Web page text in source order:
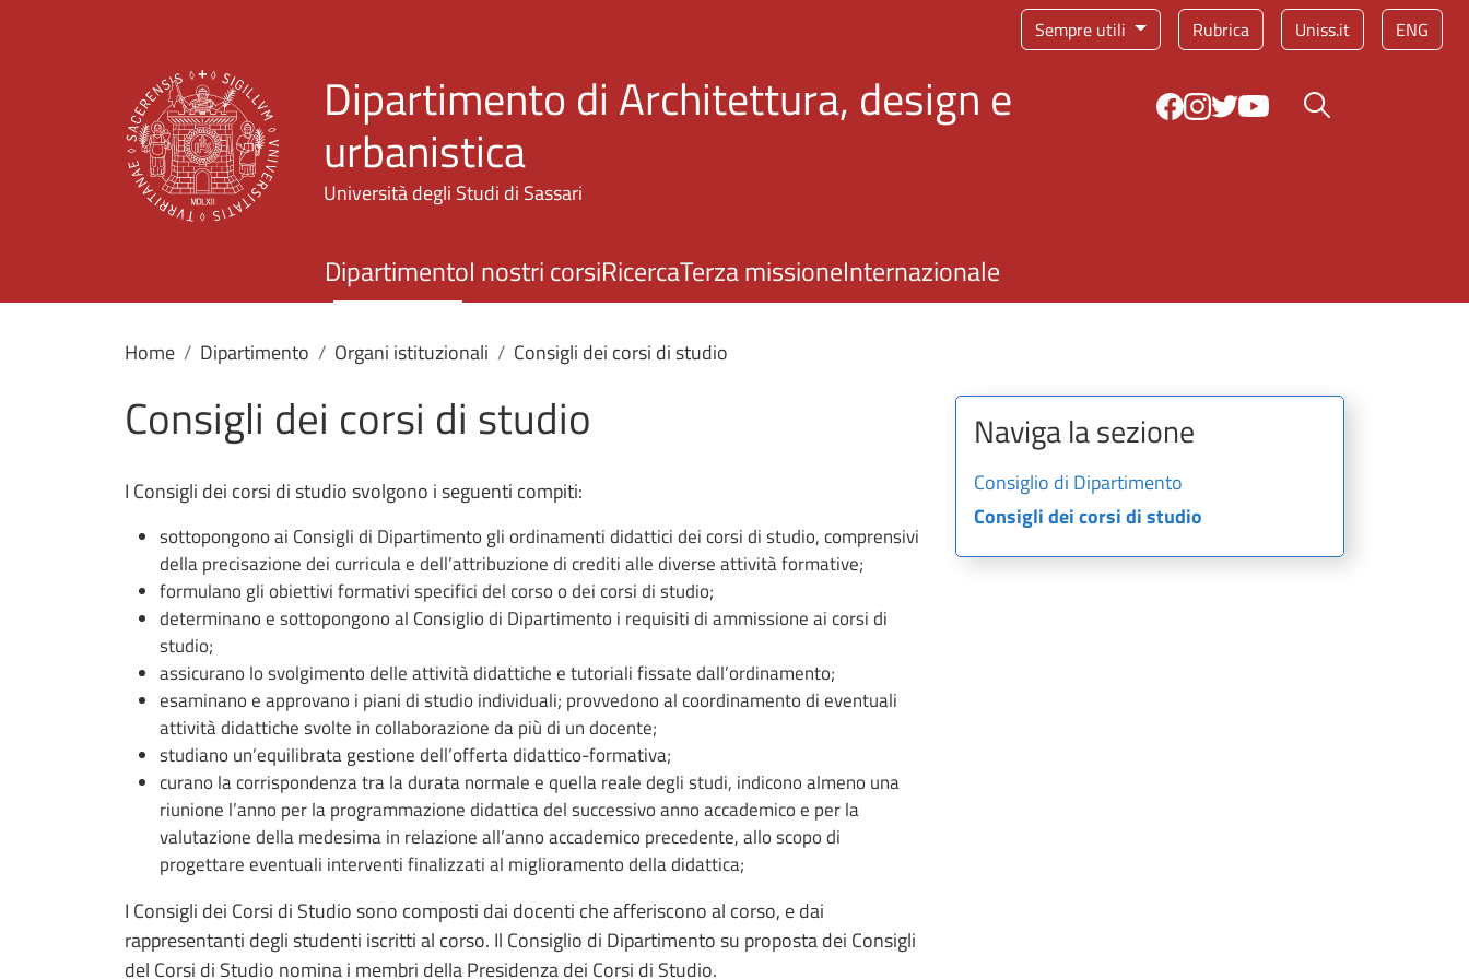
Sempre utili Rubrica Uniss.it ENG
Dipartimento di Architettura, design e
urbanistica
Università degli Studi di Sassari
Bottone cerca
DipartimentoI nostri corsiRicercaTerza missioneInternazionale
Home Dipartimento Organi istituzionali Consigli dei corsi di studio
Consigli dei corsi di studio
I Consigli dei corsi di studio svolgono i seguenti compiti:
sottopongono ai Consigli di Dipartimento gli ordinamenti didattici dei corsi di studio, comprensivi
della precisazione dei curricula e dell’attribuzione di crediti alle diverse attività formative;
formulano gli obiettivi formativi specifici del corso o dei corsi di studio;
determinano e sottopongono al Consiglio di Dipartimento i requisiti di ammissione ai corsi di
studio;
assicurano lo svolgimento delle attività didattiche e tutoriali fissate dall’ordinamento;
esaminano e approvano i piani di studio individuali; provvedono al coordinamento di eventuali
attività didattiche svolte in collaborazione da più di un docente;
studiano un’equilibrata gestione dell’offerta didattico-formativa;
curano la corrispondenza tra la durata normale e quella reale degli studi, indicono almeno una
riunione l’anno per la programmazione didattica del successivo anno accademico e per la
valutazione della medesima in relazione all’anno accademico precedente, allo scopo di
progettare eventuali interventi finalizzati al miglioramento della didattica;
I Consigli dei Corsi di Studio sono composti dai docenti che afferiscono al corso, e dai
rappresentanti degli studenti iscritti al corso. Il Consiglio di Dipartimento su proposta dei Consigli
del Corsi di Studio nomina i membri della Presidenza dei Corsi di Studio.
Naviga la sezione
Consiglio di Dipartimento
Consigli dei corsi di studio